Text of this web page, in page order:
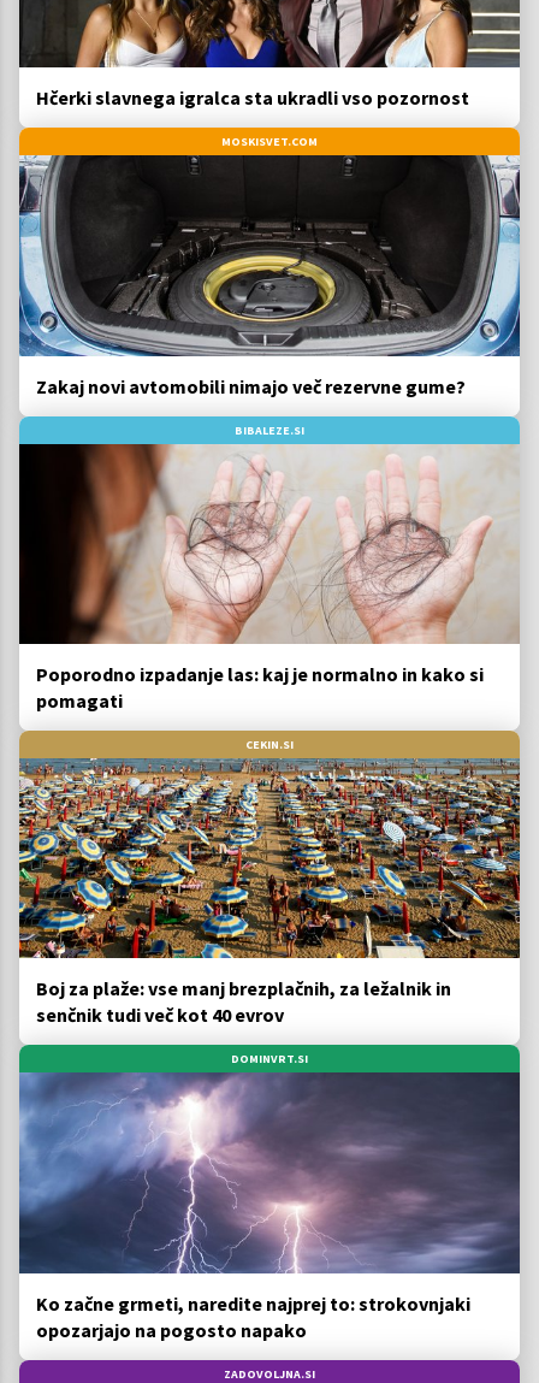
Hčerki slavnega igralca sta ukradli vso pozornost
MOSKISVET.COM
Zakaj novi avtomobili nimajo več rezervne gume?
BIBALEZE.SI
Poporodno izpadanje las: kaj je normalno in kako si
pomagati
CEKIN.SI
Boj za plaže: vse manj brezplačnih, za ležalnik in
senčnik tudi več kot 40 evrov
DOMINVRT.SI
Ko začne grmeti, naredite najprej to: strokovnjaki
opozarjajo na pogosto napako
ZADOVOLJNA.SI